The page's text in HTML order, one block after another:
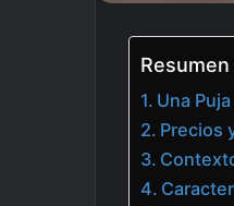
Una
Precios